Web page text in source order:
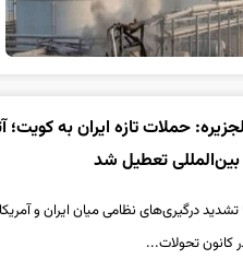
حملات تازه ایران به
بین‌المللی تعطیل شد
تشدید درگیری‌های نظامی میان ایران و
کانون تحولات...